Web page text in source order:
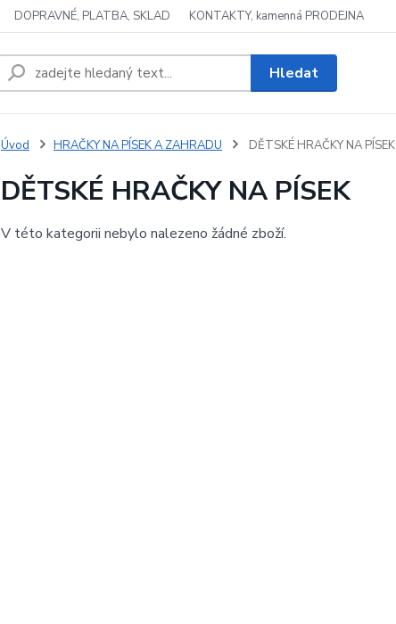
DOPRAVNÉ, PLATBA, SKLAD KONTAKTY, kamenná PRODEJNA
Hledat
Úvod HRAČKY NA PÍSEK A ZAHRADU DĚTSKÉ HRAČKY NA PÍSEK
DĚTSKÉ HRAČKY NA PÍSEK
V této kategorii nebylo nalezeno žádné zboží.